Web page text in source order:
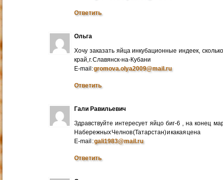
Ответить
Ольга
Хочу заказать яйца инкубационные индеек,
край, г. Славянск-на-Кубани
E-mail:gromova.olya2009@mail.ru
Ответить
Гали Равильевич
Здравствуйте интересует яйцо биг-6 , на конец
Набережных Челнов (Татарстан) и какая цена
E-mail :gali1983@mail.ru
Ответить